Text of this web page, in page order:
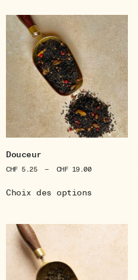
Douceur
CHF5.25 – CHF19.00
Choix des options